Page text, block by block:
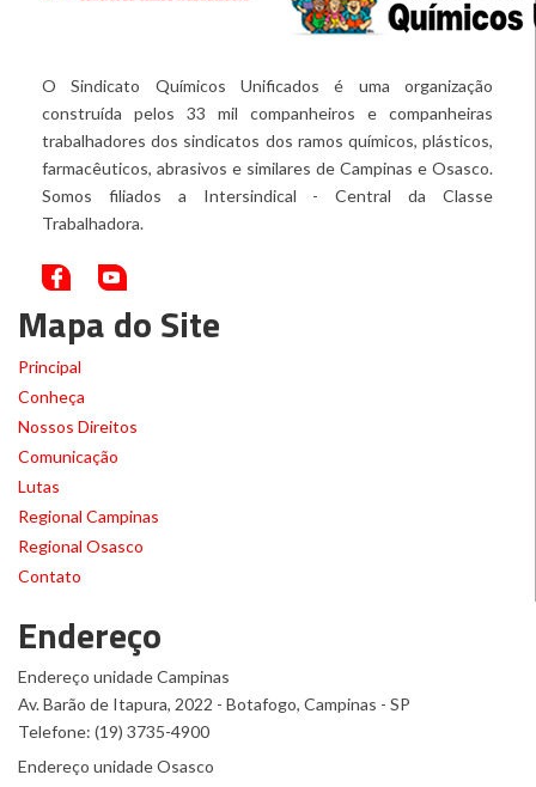
O Sindicato Químicos Unificados é uma organização
construída pelos 33 mil companheiros e companheiras
trabalhadores dos sindicatos dos ramos químicos, plásticos,
farmacêuticos, abrasivos e similares de Campinas e Osasco.
Somos filiados a Intersindical - Central da Classe
Trabalhadora.
Mapa do Site
Principal
Conheça
Nossos Direitos
Comunicação
Lutas
Regional Campinas
Regional Osasco
Contato
Endereço
Endereço unidade Campinas
Av. Barão de Itapura, 2022 - Botafogo, Campinas - SP
Telefone: (19) 3735-4900
Endereço unidade Osasco